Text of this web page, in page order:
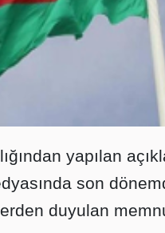
yapılan
son
duyulan